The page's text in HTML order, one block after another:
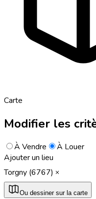
Carte
Modifier les
À Vendre
À Louer
Ajouter un lieu
Torgny (6767)
Ou dessiner sur la carte